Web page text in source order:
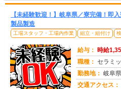
【未経験歓迎！】岐阜県／寮完備！即
製品製造
工場スタッフ・工場内作業 組立・組付け
給与： 時給
職種： セラミ
勤務地： 岐阜
交通アクセス：